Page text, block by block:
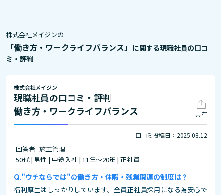
株式会社メイジンの
「働き方・ワークライフバランス」 に関する現職社員の口コ
ミ・評判
株式会社メイジン
現職社員の口コミ・評判
働き方・ワークライフバランス
共有
口コミ投稿日：2025.08.12
回答者 : 施工管理
50代 | 男性 | 中途入社 | 11年～20年 | 正社員
"ウチならでは"の働き方・休暇・残業関連の制度は？
福利厚生はしっかりしています。全員正社員採用になる為安心で